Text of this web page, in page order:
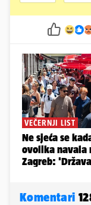
Komentari